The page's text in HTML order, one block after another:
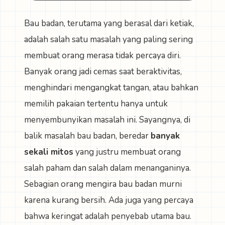
Bau badan, terutama yang berasal dari ketiak,
adalah salah satu masalah yang paling sering
membuat orang merasa tidak percaya diri.
Banyak orang jadi cemas saat beraktivitas,
menghindari mengangkat tangan, atau bahkan
memilih pakaian tertentu hanya untuk
menyembunyikan masalah ini. Sayangnya, di
balik masalah bau badan, beredar banyak
sekali mitos yang justru membuat orang
salah paham dan salah dalam menanganinya.
Sebagian orang mengira bau badan murni
karena kurang bersih. Ada juga yang percaya
bahwa keringat adalah penyebab utama bau.